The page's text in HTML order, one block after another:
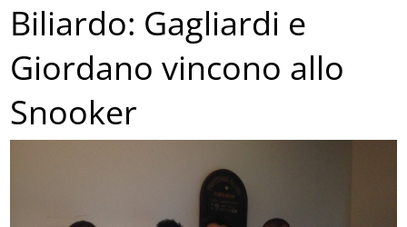
Biliardo: Gagliardi e
Giordano vincono allo
Snooker